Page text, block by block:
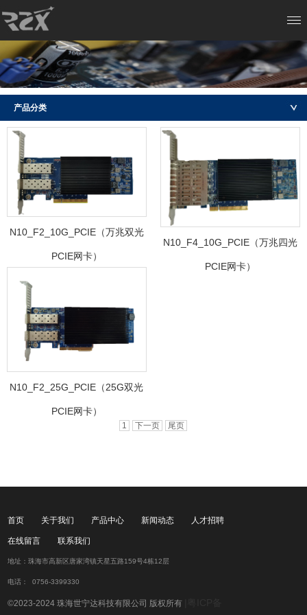
产品分类
N10_F2_10G_PCIE（万兆双光
PCIE网卡）
N10_F4_10G_PCIE（万兆四光
PCIE网卡）
N10_F2_25G_PCIE（25G双光
PCIE网卡）
1 下一页 尾页
首页 关于我们 产品中心 新闻动态 人才招聘
在线留言 联系我们
地址：珠海市高新区唐家湾镇天星五路159号4栋12层
电话： 0756-3399330
©2023-2024 珠海世宁达科技有限公司 版权所有